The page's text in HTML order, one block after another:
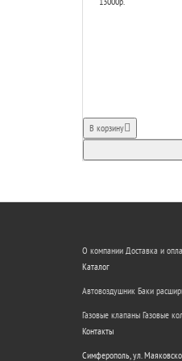
В корзину
О компании Доставка и
Каталог
Автовоздушник Баки
Газовые клапаны Газовые
Контакты
Симферополь, ул.